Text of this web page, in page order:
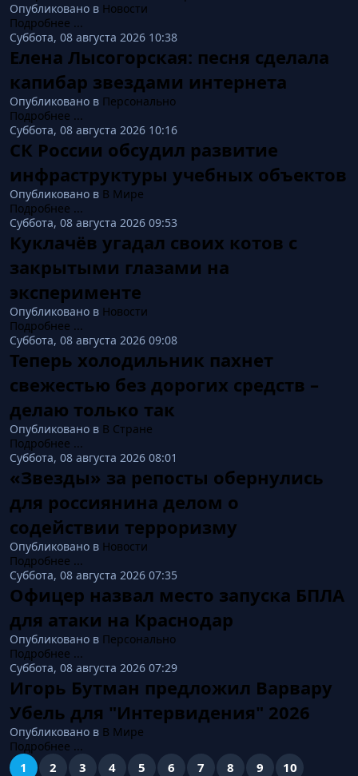
Опубликовано в Новости
Подробнее ...
Суббота, 08 августа 2026 10:38
Елена Лысогорская: песня сделала
капибар звездами интернета
Опубликовано в Персонально
Подробнее ...
Суббота, 08 августа 2026 10:16
СК России обсудил развитие
инфраструктуры учебных объектов
Опубликовано в В Мире
Подробнее ...
Суббота, 08 августа 2026 09:53
Куклачёв угадал своих котов с
закрытыми глазами на
эксперименте
Опубликовано в Новости
Подробнее ...
Суббота, 08 августа 2026 09:08
Теперь холодильник пахнет
свежестью без дорогих средств –
делаю только так
Опубликовано в В Стране
Подробнее ...
Суббота, 08 августа 2026 08:01
«Звезды» за репосты обернулись
для россиянина делом о
содействии терроризму
Опубликовано в Новости
Подробнее ...
Суббота, 08 августа 2026 07:35
Офицер назвал место запуска БПЛА
для атаки на Краснодар
Опубликовано в Персонально
Подробнее ...
Суббота, 08 августа 2026 07:29
Игорь Бутман предложил Варвару
Убель для "Интервидения" 2026
Опубликовано в В Мире
Подробнее ...
1 2 3 4 5 6 7 8 9 10